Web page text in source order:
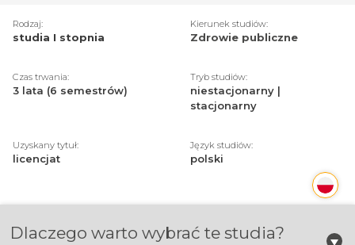
Rodzaj:
studia I stopnia
Kierunek studiów:
Zdrowie publiczne
Czas trwania:
3 lata (6 semestrów)
Tryb studiów:
niestacjonarny |
stacjonarny
Uzyskany tytuł:
licencjat
Język studiów:
polski
Dlaczego warto wybrać te studia?